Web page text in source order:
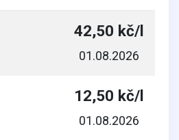
42,50 kč/l
01.08.2026
12,50 kč/l
01.08.2026